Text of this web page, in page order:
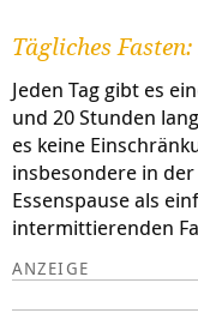
Tägliches
Jeden Tag gibt es
und 20 Stunden
es keine
insbesondere in
Essenspause als
intermittierenden